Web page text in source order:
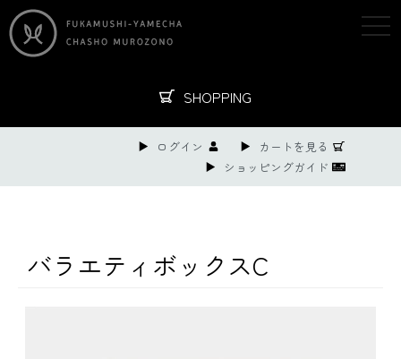
SHOPPING
ログイン
カートを見る
ショッピングガイド
バラエティボックスC